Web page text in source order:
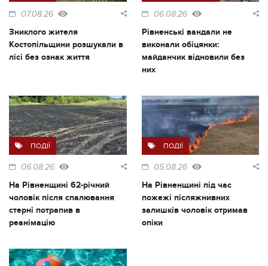
07.08.26
Зниклого жителя
Костопільщини розшукали в
лісі без ознак життя
06.08.26
Рівненські вандали не
виконали обіцянки:
майданчик відновили без
них
ПОДІЇ
06.08.26
На Рівненщині 62-річний
чоловік після спалювання
стерні потрапив в
реанімацію
ПОДІЇ
05.08.26
На Рівненщині під час
пожежі післяжнивних
залишків чоловік отримав
опіки